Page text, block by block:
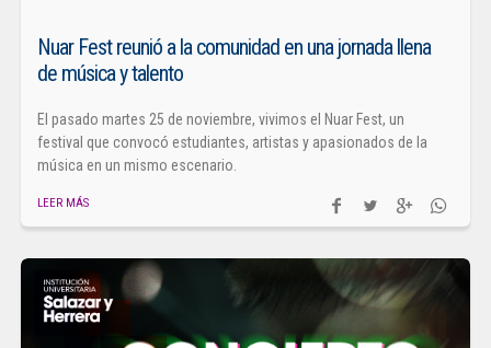
Nuar Fest reunió a la comunidad en una jornada llena
de música y talento
El pasado martes 25 de noviembre, vivimos el Nuar Fest, un
festival que convocó estudiantes, artistas y apasionados de la
música en un mismo escenario.
LEER MÁS